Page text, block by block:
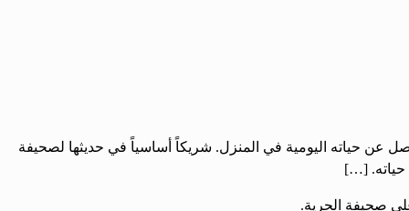
عن حياته اليومية في المنزل. شريكاً أساسياً في حديثها لصحيفة
حياته. […]
صحيفة الحرية.